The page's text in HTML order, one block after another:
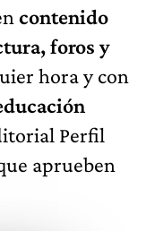
contenido
foros y
hora y con
Perfil
aprueben